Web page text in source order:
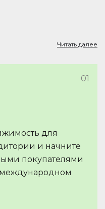
Читать далее
01
для
и начните
покупателями
международном